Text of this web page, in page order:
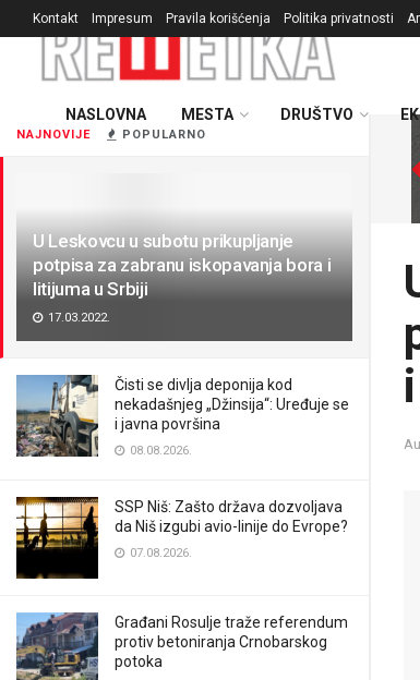
NAJNOVIJE POPULARNO
U Leskovcu u subotu prikupljanje
potpisa za zabranu iskopavanja bora i
litijuma u Srbiji
17.03.2022.
Čisti se divlja deponija kod
nekadašnjeg „Džinsija“: Uređuje se
i javna površina
08.08.2026.
SSP Niš: Zašto država dozvoljava
da Niš izgubi avio-linije do Evrope?
07.08.2026.
Građani Rosulje traže referendum
protiv betoniranja Crnobarskog
potoka
Kontakt Impresum Pravila korišćenja Politika privatnosti
NASLOVNA MESTA DRUŠTVO